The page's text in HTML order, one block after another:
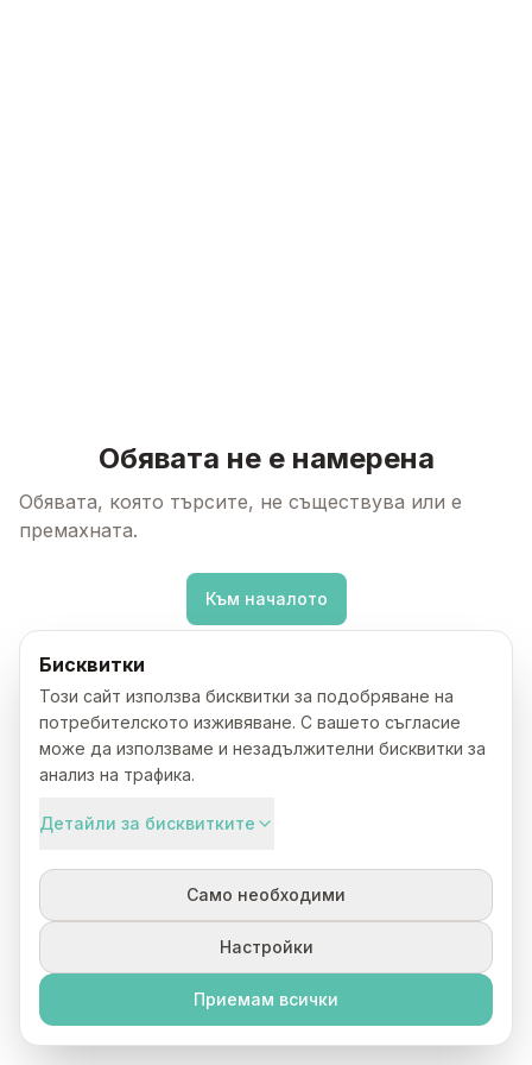
Обявата не е намерена
Обявата, която търсите, не съществува или е
премахната.
Към началото
Бисквитки
Този сайт използва бисквитки за подобряване на
потребителското изживяване. С вашето съгласие
може да използваме и незадължителни бисквитки за
анализ на трафика.
Детайли за бисквитките
Само необходими
Настройки
Приемам всички